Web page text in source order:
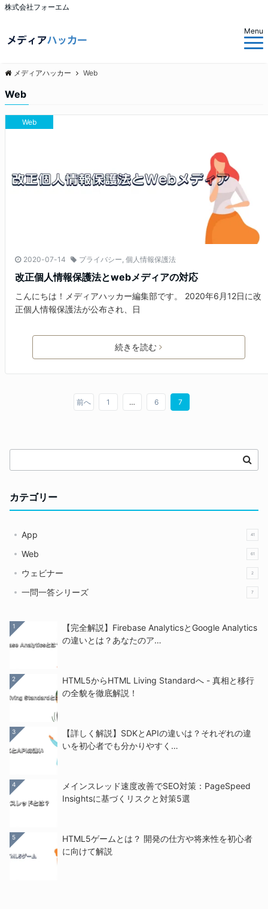
株式会社フォーエム
Menu
メディアハッカー Web
Web
Web
2020-07-14 プライバシー 個人情報保護法
改正個人情報保護法とwebメディアの対応
こんにちは！メディアハッカー編集部です。 2020年6月12日に改
正個人情報保護法が公布され、日
続きを読む
前へ 1 … 6 7
カテゴリー
App 41
Web 61
ウェビナー 2
一問一答シリーズ 7
1
【完全解説】Firebase AnalyticsとGoogle Analytics
の違いとは？あなたのア…
2
HTML5からHTML Living Standardへ - 真相と移行
の全貌を徹底解説！
3
【詳しく解説】SDKとAPIの違いは？それぞれの違
いを初心者でも分かりやすく…
4
メインスレッド速度改善でSEO対策：PageSpeed
Insightsに基づくリスクと対策5選
5
HTML5ゲームとは？ 開発の仕方や将来性を初心者
に向けて解説